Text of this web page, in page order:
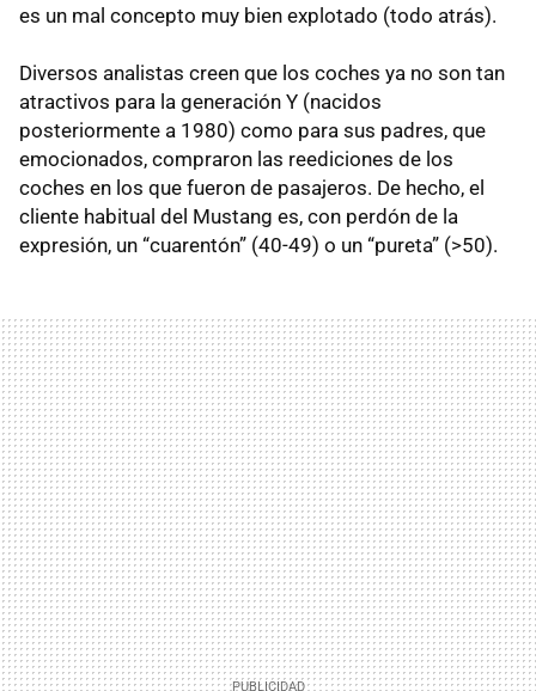
es un mal concepto muy bien explotado (todo atrás).
Diversos analistas creen que los coches ya no son tan
atractivos para la generación Y (nacidos
posteriormente a 1980) como para sus padres, que
emocionados, compraron las reediciones de los
coches en los que fueron de pasajeros. De hecho, el
cliente habitual del Mustang es, con perdón de la
expresión, un “cuarentón” (40-49) o un “pureta” (>50).